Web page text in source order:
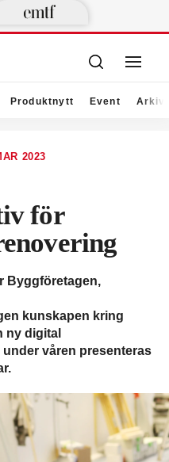
Produktnytt Event Arkiv
2023
för
Byggföretagen,
kunskapen kring
ny digital
våren presenteras